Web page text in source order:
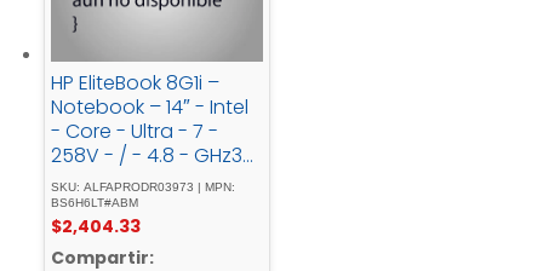
HP EliteBook 8G1i –
Notebook – 14″ - Intel
- Core - Ultra - 7 -
258V - / - 4.8 - GHz32
- GBDDR5 - SDRAM1 -
TB - SSDIntegrated -
graphicsWindows - 11
- Pro
SKU: ALFAPRODR03973 | MPN:
BS6H6LT#ABM
$2,404.33
Compartir: